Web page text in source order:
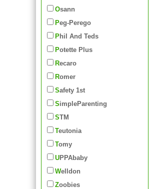
Osann
Peg-Perego
Phil And Teds
Potette Plus
Recaro
Romer
Safety 1st
SimpleParenting
STM
Teutonia
Tomy
UPPAbaby
Welldon
Zoobies